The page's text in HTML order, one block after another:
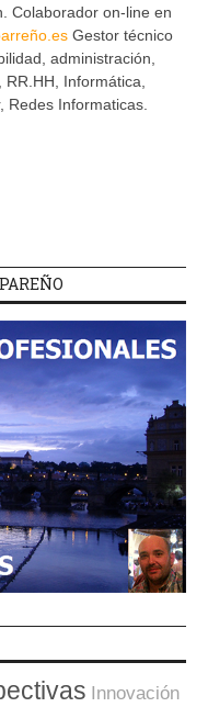
Colaborador on-line en
Gestor técnico
administración,
RR.HH, Informática,
Redes Informaticas.
Innovación